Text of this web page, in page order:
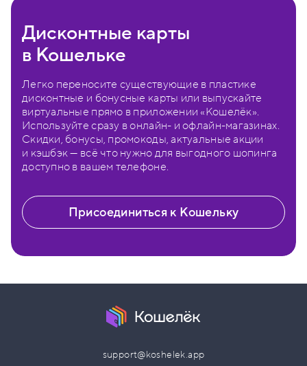
Дисконтные карты
в Кошельке
Легко переносите существующие в пластике
дисконтные и бонусные карты или выпускайте
виртуальные прямо в приложении «Кошелёк».
Используйте сразу в онлайн- и офлайн-магазинах.
Скидки, бонусы, промокоды, актуальные акции
и кэшбэк — всё что нужно для выгодного шопинга
доступно в вашем телефоне.
Присоединиться к Кошельку
support@koshelek.app